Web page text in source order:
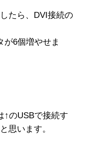
たら、DVI接続の
が6個増やせま
↑のUSBで接続す
思います。